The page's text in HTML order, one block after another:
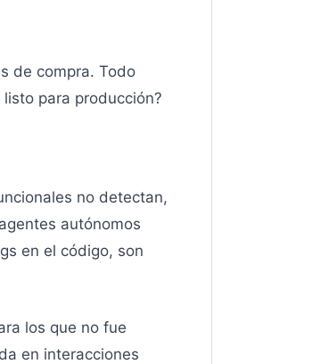
de compra. Todo
para producción?
no detectan,
autónomos
en el código, son
los que no fue
en interacciones